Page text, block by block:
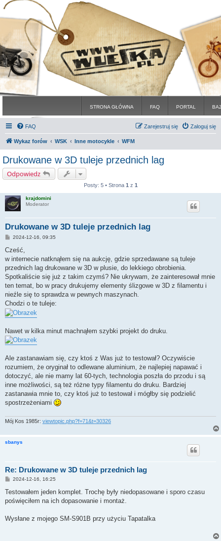
STRONA GŁÓWNA FAQ PORTAL
FAQ Zaloguj się
Zarejestruj się
Wykaz forów WSK Inne motocykle WFM
Drukowane w 3D tuleje przednich lag
Odpowiedz
Posty: 5 • Strona 1 z 1
krajdomini
Moderator
Drukowane w 3D tuleje przednich lag
P
s
2024-12-16, 09:35
Cześć,
w internecie natknąłem się na aukcję, gdzie sprzedawane są tuleje
przednich lag drukowane w 3D w plusie, do lekkiego obrobienia.
Spotkaliście się już z takim czymś? Nie ukrywam, że zainteresował mnie
ten temat, bo w pracy drukujemy elementy ślizgowe w 3D z filamentu i
nieźle się to sprawdza w pewnych maszynach.
Chodzi o te tuleje:
Nawet w kilka minut machnąłem szybki projekt do druku.
Ale zastanawiam się, czy ktoś z Was już to testował? Oczywiście
rozumiem, że oryginał to odlewane aluminium, że najlepiej napawać i
dotoczyć, ale nie mamy lat 60-tych, technologia poszła do przodu i są
inne możliwości, są też różne typy filamentu do druku. Bardziej
zastanawia mnie to, czy ktoś już to testował i mógłby się podzielić
spostrzeżeniami
Mój Kos 1985r: viewtopic.php?f=71&t=30326
sbanys
Re: Drukowane w 3D tuleje przednich lag
P
s
2024-12-16, 16:25
Testowałem jeden komplet. Trochę były niedopasowane i sporo czasu
poświęciłem na ich dopasowanie i montaż.
Wysłane z mojego SM-S901B przy użyciu Tapatalka